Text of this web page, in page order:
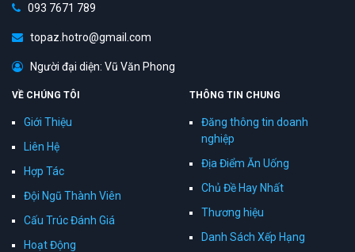
093 7671 789
topaz.hotro@gmail.com
Người đại diện: Vũ Văn Phong
VỀ CHÚNG TÔI
Giới Thiệu
Liên Hệ
Hợp Tác
Đội Ngũ Thành Viên
Cấu Trúc Đánh Giá
Hoạt Động
THÔNG TIN CHUNG
Đăng thông tin doanh
nghiệp
Địa Điểm Ăn Uống
Chủ Đề Hay Nhất
Thương hiệu
Danh Sách Xếp Hạng